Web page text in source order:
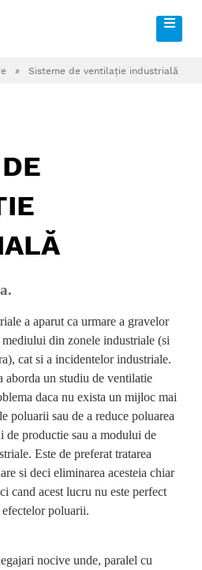
» Sisteme de ventilaţie industrială
a aparut ca urmare a gravelor
din zonele industriale (si
cat si a incidentelor industriale.
aborda un studiu de ventilatie
daca nu exista un mijloc mai
poluarii sau de a reduce poluarea
de productie sau a modului de
Este de preferat tratarea
si deci eliminarea acesteia chiar
cand acest lucru nu este perfect
poluarii.
nocive unde, paralel cu